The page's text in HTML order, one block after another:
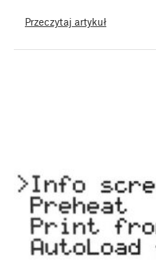
Przeczytaj artykuł